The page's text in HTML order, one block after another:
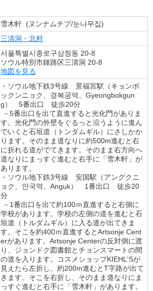
雪木軒 (ヌンナムチプ/눈나무집)
三清洞・北村
서울특별시종로구삼청동 20-8
ソウル特別市鍾路区三清洞 20-8
地図を見る
・ソウル地下鉄3号線 景福宮駅（キョンボ
ックンニョク、경복궁역、Gyeongbokgun
g） 5番出口 徒歩20分
－5番出口を出て直進すると光化門がありま
す。光化門の外壁をぐるっと沿うように進ん
でいくと石垣道（トンダムギル）にさしかか
ります。そのまま道なりに約500m進むと右
に折れる道がでてきます。そのまま右方向へ
道なりにまっすぐ進むと右手に「雪木軒」が
あります。
・ソウル地下鉄3号線 安国駅（アングクニ
ョク、안국역、Anguk） 1番出口 徒歩20
分
－1番出口を出て約100ｍ直進すると右側に
学校があります。学校の左側の道を進むと石
垣道（トルダムギル）に入る道が出てきま
す。そこを約400ｍ直進するとArtsonje Cent
erがあります。Artsonje Centerの反対側に渡
り、ジョンドク図書館とチョンスマートの間
の道を入ります。コスメショップKIEHL'Sが
見えたら左折し、約200m進むとT字路が出て
きます。そこを右折し、そのまま道なりにま
っすぐ進むと右手に「雪木軒」があります。